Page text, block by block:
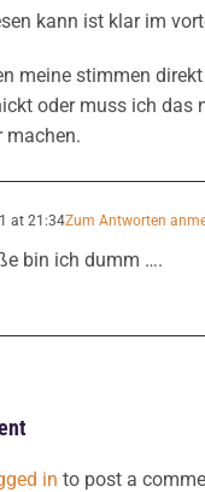
kann ist klar im
meine stimmen
oder muss ich das
machen.
at 21:34Zum Antworten
bin ich dumm ….
in to post a